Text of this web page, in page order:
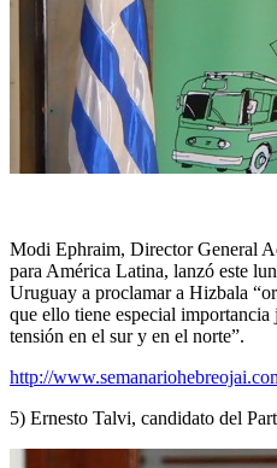
Modi Ephraim, Director General
para América Latina, lanzó este
Uruguay a proclamar a Hizbala
que ello tiene especial importancia
tensión en el sur y en el norte”.
http://
5) Ernesto Talvi, candidato del